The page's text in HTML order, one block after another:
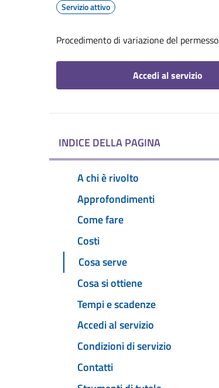
Servizio attivo
Procedimento di variazione del permesso
Accedi al servizio
INDICE DELLA PAGINA
A chi è rivolto
Approfondimenti
Come fare
Costi
Cosa serve
Cosa si ottiene
Tempi e scadenze
Accedi al servizio
Condizioni di servizio
Contatti